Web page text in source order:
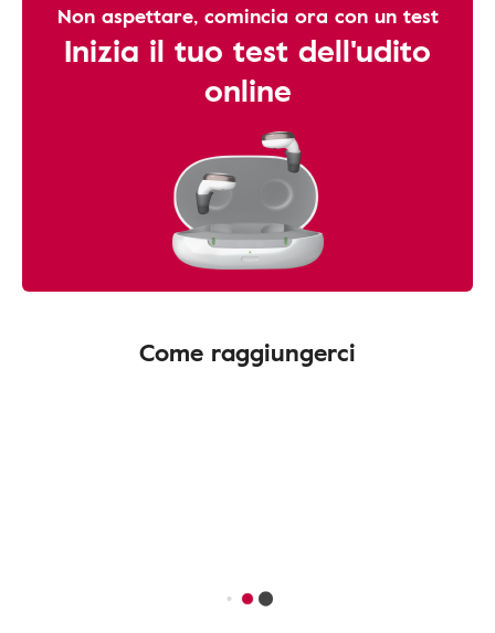
Non aspettare, comincia ora con un test
Inizia il tuo test dell'udito
online
Come raggiungerci